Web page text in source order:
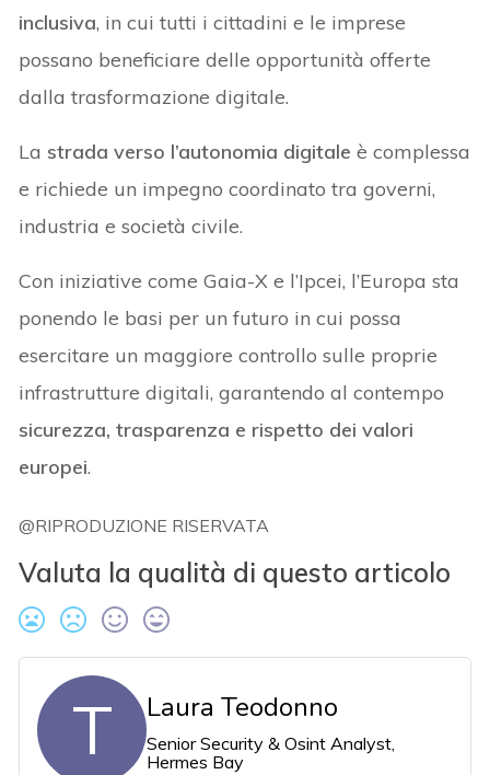
inclusiva, in cui tutti i cittadini e le imprese
possano beneficiare delle opportunità offerte
dalla trasformazione digitale.
La strada verso l’autonomia digitale è complessa
e richiede un impegno coordinato tra governi,
industria e società civile.
Con iniziative come Gaia-X e l’Ipcei, l’Europa sta
ponendo le basi per un futuro in cui possa
esercitare un maggiore controllo sulle proprie
infrastrutture digitali, garantendo al contempo
sicurezza, trasparenza e rispetto dei valori
europei.
@RIPRODUZIONE RISERVATA
Valuta la qualità di questo articolo
T Laura Teodonno
Senior Security & Osint Analyst,
Hermes Bay